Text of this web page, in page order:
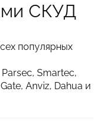
СКУД
популярных
Smartec,
Anviz, Dahua и